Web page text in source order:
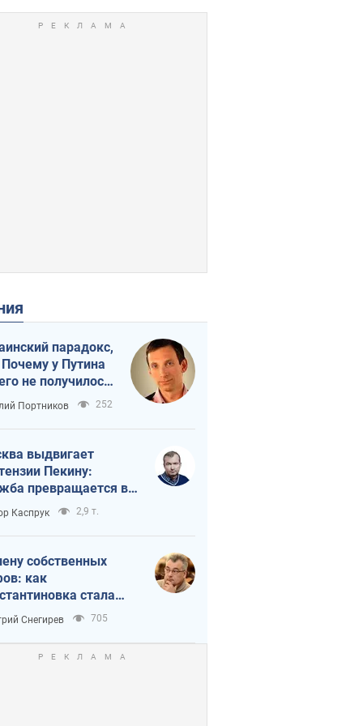
парадокс,
у Путина
не получилось
Портников 252
выдвигает
Пекину:
превращается в
России от
Каспрук 2,9 т.
собственных
как
стала
идеологической
для российских
Снегирев 705